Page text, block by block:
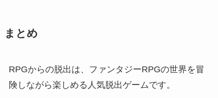
まとめ
RPGからの脱出は、ファンタジーRPGの世界を冒
険しながら楽しめる人気脱出ゲームです。